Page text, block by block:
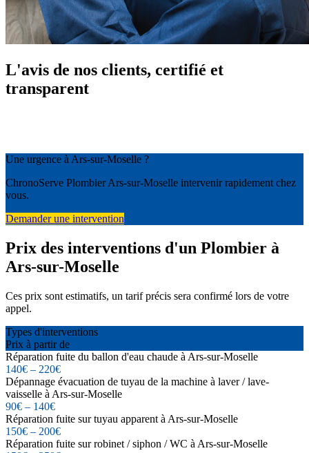
L'avis de nos clients, certifié et
transparent
Une urgence à Ars-sur-Moselle ?
ChronoServe Plombier Ars-sur-Moselle intervenir rapidement chez
vous.
Demander une intervention
Prix des interventions d'un Plombier à
Ars-sur-Moselle
Ces prix sont estimatifs, un tarif précis sera confirmé lors de votre
appel.
Types d'interventions
Prix à partir de
Réparation fuite du ballon d'eau chaude à Ars-sur-Moselle
140€ – 220€
Dépannage évacuation de tuyau de la machine à laver / lave-
vaisselle à Ars-sur-Moselle
90€ – 140€
Réparation fuite sur tuyau apparent à Ars-sur-Moselle
150€ – 200€
Réparation fuite sur robinet / siphon / WC à Ars-sur-Moselle